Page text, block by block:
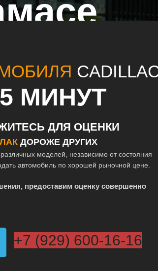
МИНУТ
ДЛЯ ОЦЕНКИ
ДОРОЖЕ ДРУГИХ
моделей, независимо от состояния
автомобиль по хорошей рыночной цене.
предоставим оценку совершенно
+7 (929) 600-16-16